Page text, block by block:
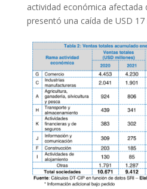
actividad económica
presentó una caída de USD